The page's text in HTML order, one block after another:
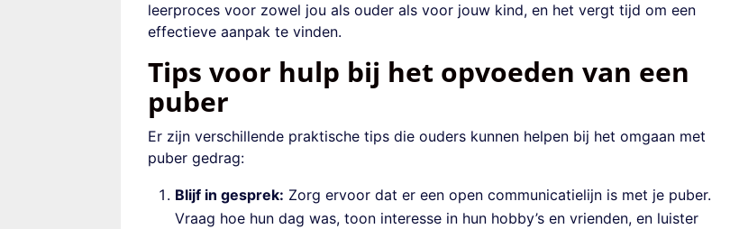
leerproces voor zowel jou als ouder als voor jouw kind, en het vergt tijd om een
effectieve aanpak te vinden.
Tips voor hulp bij het opvoeden van een
puber
Er zijn verschillende praktische tips die ouders kunnen helpen bij het omgaan met
puber gedrag:
Blijf in gesprek: Zorg ervoor dat er een open communicatielijn is met je puber.
Vraag hoe hun dag was, toon interesse in hun hobby’s en vrienden, en luister